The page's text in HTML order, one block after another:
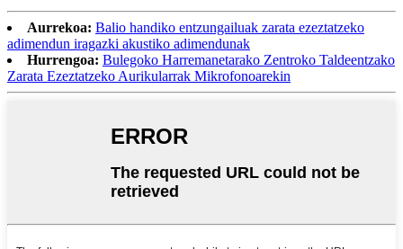
Aurrekoa: Balio handiko entzungailuak zarata ezeztatzeko
adimendun iragazki akustiko adimendunak
Hurrengoa: Bulegoko Harremanetarako Zentroko Taldeentzako
Zarata Ezeztatzeko Aurikularrak Mikrofonoarekin